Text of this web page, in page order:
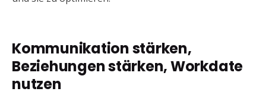
Kommunikation stärken,
Beziehungen stärken, Workdate
nutzen